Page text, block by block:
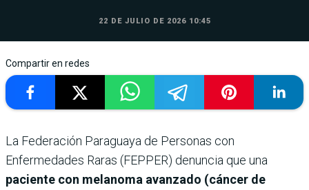
22 DE JULIO DE 2026 10:45
Compartir en redes
La Federación Paraguaya de Personas con
Enfermedades Raras (FEPPER) denuncia que una
paciente con melanoma avanzado (cáncer de